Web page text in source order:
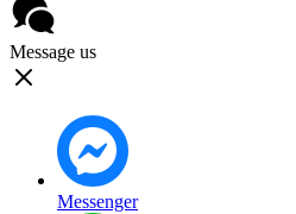
Message us
Messenger